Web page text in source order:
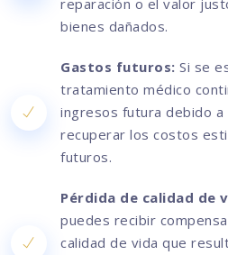
reparación o el valor
bienes dañados.
Gastos futuros: Si se
tratamiento médico
ingresos futura debido
recuperar los costos
futuros.
Pérdida de calidad de
puedes recibir
calidad de vida que